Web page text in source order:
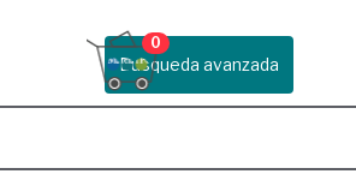
Busqueda avanzada
0